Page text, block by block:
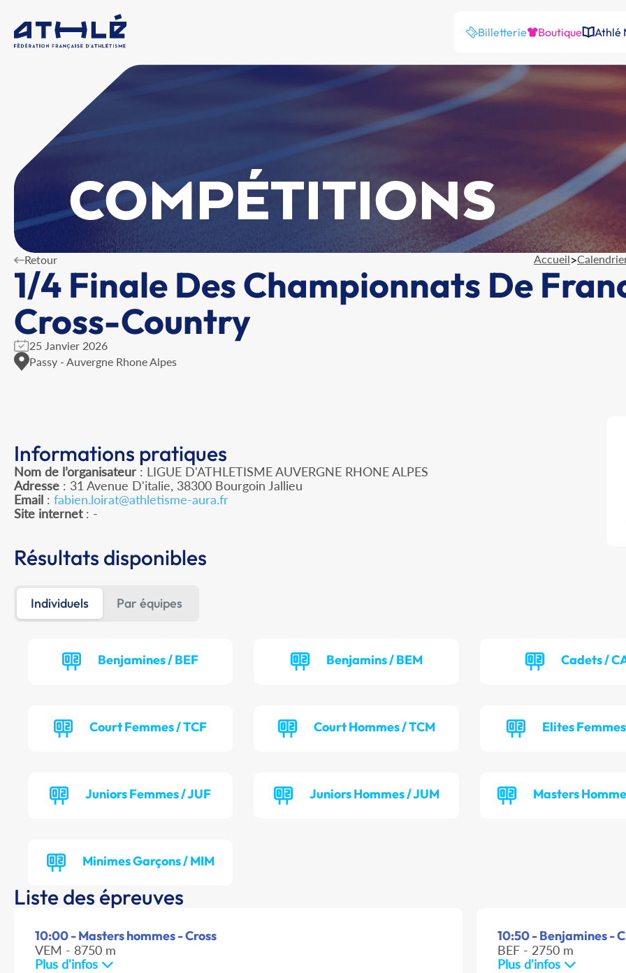
Billetterie Boutique Athlé
COMPÉTITIONS
Retour Accueil>
1/4 Finale Des Championnats De
Cross-Country
25 Janvier 2026
Passy - Auvergne Rhone Alpes
Informations pratiques
Nom de l’organisateur : LIGUE D'ATHLETISME AUVERGNE RHONE ALPES
Adresse : 31 Avenue D'italie, 38300 Bourgoin Jallieu
Email : fabien.loirat@athletisme-aura.fr
Site internet: -
Résultats disponibles
Individuels Par équipes
Benjamines / BEF Benjamins / BEM Cadets /
Court Femmes / TCF Court Hommes / TCM Elites
Juniors Femmes / JUF Juniors Hommes / JUM Masters
Minimes Garçons / MIM
Liste des épreuves
10:00 - Masters hommes - Cross
VEM - 8750 m
Plus d'infos
10:50 - Benjamines -
BEF - 2750 m
Plus d'infos